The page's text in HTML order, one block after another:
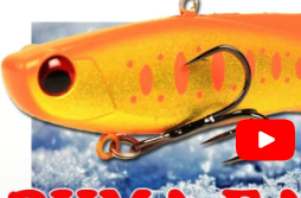
и они уже стали иконой
судака зимой со льда. В
цвета появились в линейке
#madness #меднес #маднесс
#виб #vib #ратлин #SHIRITEN